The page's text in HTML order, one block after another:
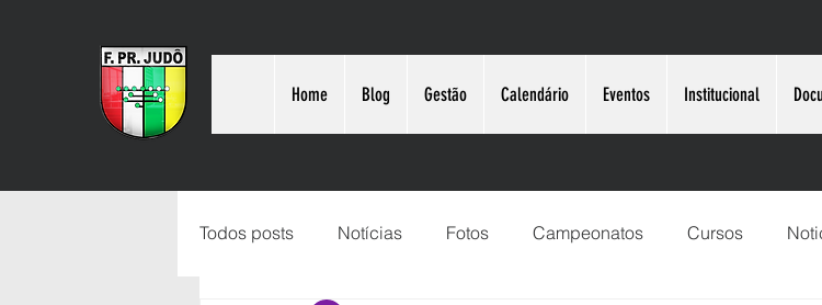
Home Blog Gestão Calendário Eventos Institucional
Todos posts Notícias Fotos Campeonatos Cursos